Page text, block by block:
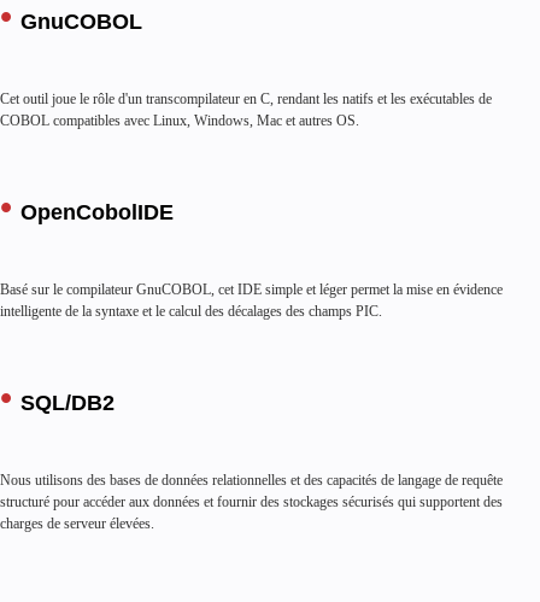
eCommerce
GnuCOBOL
Cet outil joue le rôle d'un transcompilateur en C, rendant les natifs et les exécutables de
COBOL compatibles avec Linux, Windows, Mac et autres OS.
OpenCobolIDE
Basé sur le compilateur GnuCOBOL, cet IDE simple et léger permet la mise en évidence
intelligente de la syntaxe et le calcul des décalages des champs PIC.
SQL/DB2
Nous utilisons des bases de données relationnelles et des capacités de langage de requête
structuré pour accéder aux données et fournir des stockages sécurisés qui supportent des
charges de serveur élevées.